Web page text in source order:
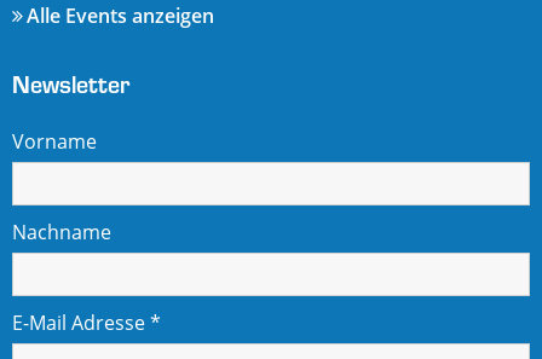
Alle Events anzeigen
Newsletter
Vorname
Nachname
E-Mail Adresse*